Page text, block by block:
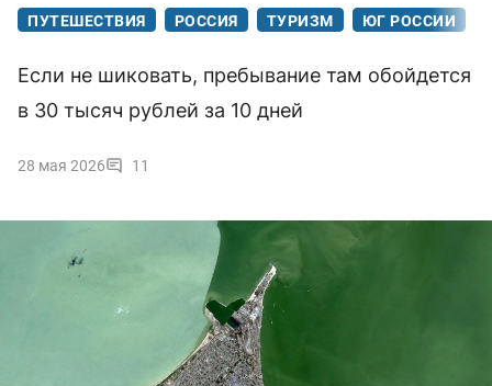
ПУТЕШЕСТВИЯ РОССИЯ ТУРИЗМ ЮГ РОССИИ
Если не шиковать, пребывание там обойдется
в 30 тысяч рублей за 10 дней
28 мая 2026 11